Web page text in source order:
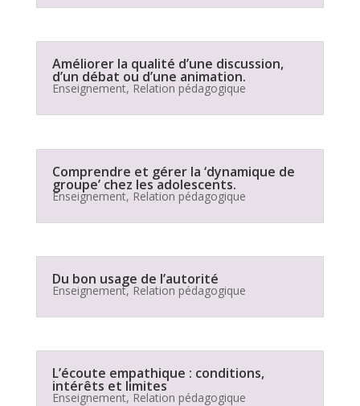
Améliorer la qualité d’une discussion,
d’un débat ou d’une animation.
Enseignement, Relation pédagogique
Comprendre et gérer la ‘dynamique de
groupe’ chez les adolescents.
Enseignement, Relation pédagogique
Du bon usage de l’autorité
Enseignement, Relation pédagogique
L’écoute empathique : conditions,
intérêts et limites
Enseignement, Relation pédagogique